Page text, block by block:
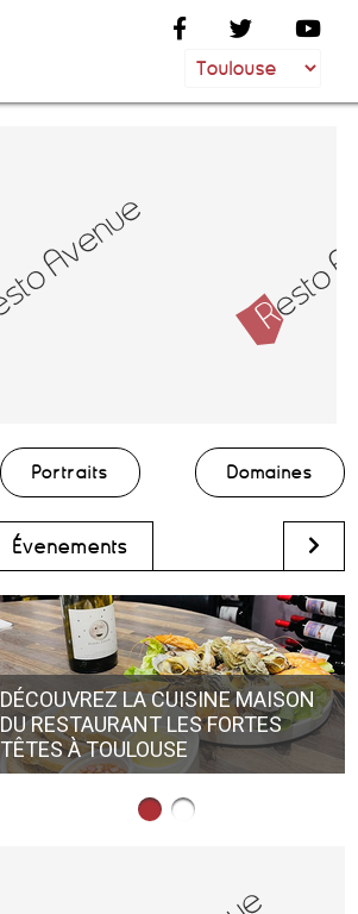
Portraits Domaines
Évènements
DÉCOUVREZ LA CUISINE MAISON
DU RESTAURANT LES FORTES
TÊTES À TOULOUSE